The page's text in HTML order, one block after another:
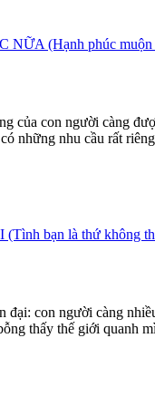
(Hạnh phúc muộn
của con người càng
những nhu cầu rất
bạn là thứ không
đại: con người càng
thấy thế giới quanh